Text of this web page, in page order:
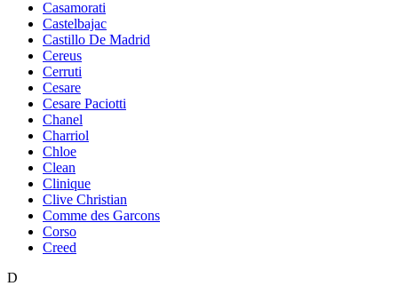
Casamorati
Castelbajac
Castillo De Madrid
Cereus
Cerruti
Cesare
Cesare Paciotti
Chanel
Charriol
Chloe
Clean
Clinique
Clive Christian
Comme des Garcons
Corso
Creed
D